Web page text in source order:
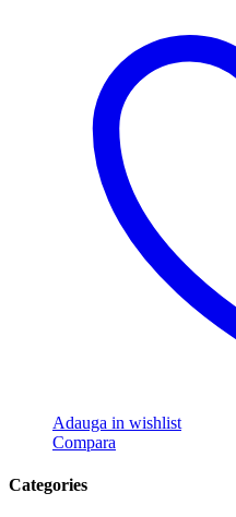
Adauga in wishlist
Compara
Categories